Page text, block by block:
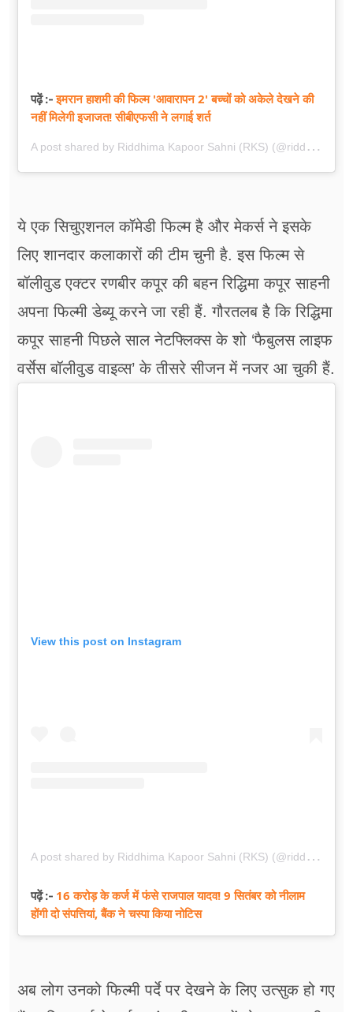
पढ़ें :-इमरान हाशमी की फिल्म 'आवारापन 2' बच्चों को अकेले देखने की
नहीं मिलेगी इजाजत! सीबीएफसी ने लगाई शर्त
A
post shared by Riddhima Kapoor Sahni (RKS) (@riddhimakapoorsahniofficial)
ये एक सिचुएशनल कॉमेडी फिल्म है और मेकर्स ने इसके
लिए शानदार कलाकारों की टीम चुनी है. इस फिल्म से
बॉलीवुड एक्टर रणबीर कपूर की बहन रिद्धिमा कपूर साहनी
अपना फिल्मी डेब्यू करने जा रही हैं. गौरतलब है कि रिद्धिमा
कपूर साहनी पिछले साल नेटफ्लिक्स के शो ‘फैबुलस लाइफ
वर्सेस बॉलीवुड वाइव्स’ के तीसरे सीजन में नजर आ चुकी हैं.
View this post on Instagram
A
post shared by Riddhima Kapoor Sahni (RKS) (@riddhimakapoorsahniofficial)
पढ़ें :- 16 करोड़ के कर्ज में फंसे राजपाल यादव! 9 सितंबर को नीलाम
होंगी दो संपत्तियां, बैंक ने चस्पा किया नोटिस
अब लोग उनको फिल्मी पर्दे पर देखने के लिए उत्सुक हो गए